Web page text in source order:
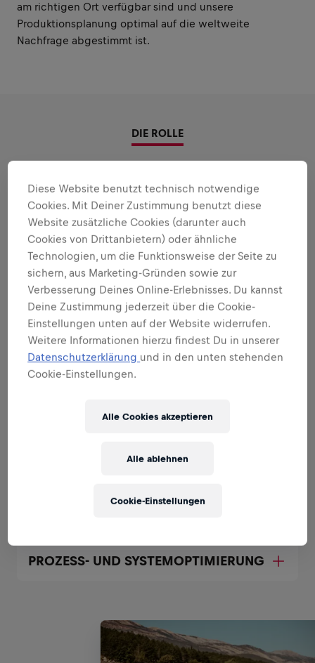
am richtigen Ort verfügbar sind und unsere
Produktionsplanung optimal auf die weltweite
Nachfrage abgestimmt ist.
DIE ROLLE
Persönliche Stärken einsetzen
Verantwortungsbereiche und Aufgaben, in
denen etwas bewegt werden kann:
Alle Infos anzeigen
GLOBALE PRODUKTIONS- UND
BESCHAFFUNGSPLANUNG
STAMMDATEN
LANGFRISTIGE SUPPLY CHAIN
PROZESS- UND SYSTEMOPTIMIERUNG
Diese Website benutzt technisch notwendige
Cookies. Mit Deiner Zustimmung benutzt diese
Website zusätzliche Cookies (darunter auch
Cookies von Drittanbietern) oder ähnliche
Technologien, um die Funktionsweise der Seite zu
sichern, aus Marketing-Gründen sowie zur
Verbesserung Deines Online-Erlebnisses. Du kannst
Deine Zustimmung jederzeit über die Cookie-
Einstellungen unten auf der Website widerrufen.
Weitere Informationen hierzu findest Du in unserer
Datenschutzerklärung und in den unten stehenden
Cookie-Einstellungen.
Alle ablehnen
Alle Cookies akzeptieren
Cookie-Einstellungen